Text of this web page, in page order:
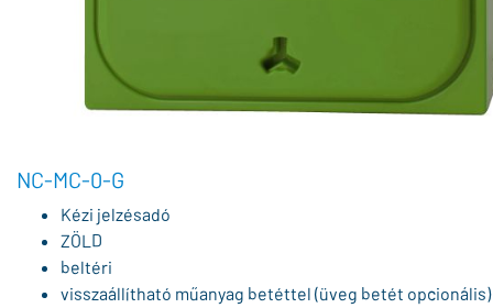
NC-MC-0-G
Kézi jelzésadó
ZÖLD
beltéri
visszaállítható műanyag betéttel (üveg betét opcionális)